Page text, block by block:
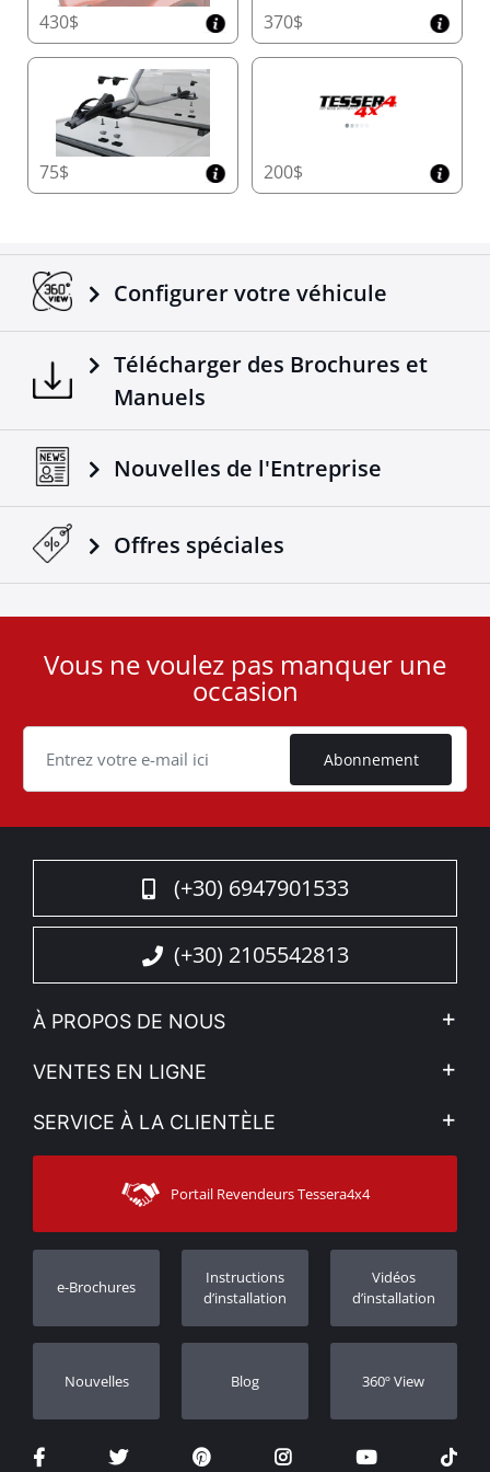
430$ 370$
75$ 200$
Configurer votre véhicule
Télécharger des Brochures et
Manuels
Nouvelles de l'Entreprise
Offres spéciales
User
Cookie
Vous ne voulez pas manquer une
occasion
Abonnement
(+30) 6947901533
(+30) 2105542813
À PROPOS DE NOUS
L'entreprise
Voir nos actualités
Sitemap
VENTES EN LIGNE
Mon compte
Moyens d’expédition
SERVICE À LA CLIENTÈLE
Contacter
Assistance aux clients
Suivi des commandes
Concessionnaires
Portail Revendeurs Tessera4x4
e-Brochures
Instructions
d’installation
Vidéos
d’installation
Nouvelles Blog 360º View